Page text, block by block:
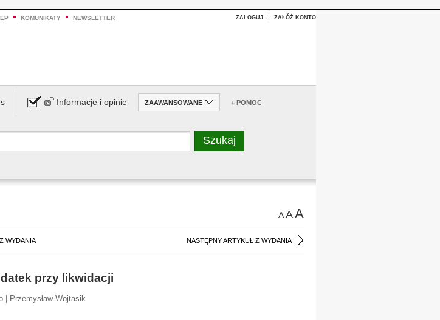
KOMUNIKATY NEWSLETTER ZALOGUJ ZAŁÓŻ KONTO
Informacje i opinie ZAAWANSOWANE + POMOC
AAA
WYDANIA NASTĘPNY ARTYKUŁ Z WYDANIA
przy likwidacji
| Przemysław Wojtasik